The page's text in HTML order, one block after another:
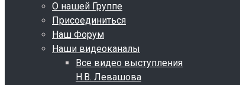
О нашей Группе
Присоединиться
Наш Форум
Наши видеоканалы
Все видео выступления
Н.В. Левашова